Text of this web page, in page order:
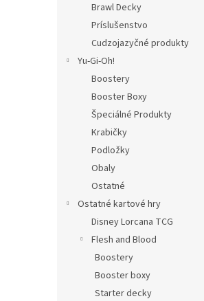
Brawl Decky
Príslušenstvo
Cudzojazyčné produkty
Yu-Gi-Oh!
Boostery
Booster Boxy
Špeciálné Produkty
Krabičky
Podložky
Obaly
Ostatné
Ostatné kartové hry
Disney Lorcana TCG
Flesh and Blood
Boostery
Booster boxy
Starter decky